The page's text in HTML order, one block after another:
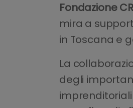
Fondazione
mira a
in Toscana e
La
degli